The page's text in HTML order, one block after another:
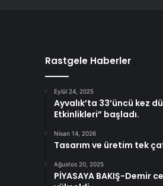
Rastgele Haberler
Eylül 24, 2025
Ayvalık’ta 33’üncü kez
Etkinlikleri” başladı.
Nisan 14, 2026
Tasarım ve üretim tek
Ağustos 20, 2025
PİYASAYA BAKIŞ-Demir